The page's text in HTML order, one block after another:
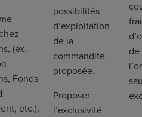
(ex.
Fonds
etc.),
possibilités
d’exploitation
de la
commandite
proposée.
Proposer
l’exclusivité
de